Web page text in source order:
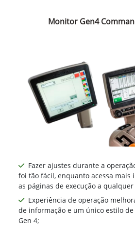
Monitor Gen4
Fazer ajustes durante a
foi tão fácil, enquanto acessa mais
as páginas de execução a
Experiência de operação
de informação e um único estilo
Gen 4;